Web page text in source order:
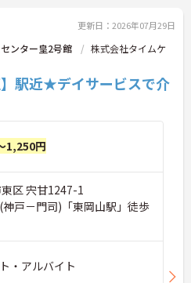
更新日：2026年07月29日
ンター皇2号館
株式会社タイムケ
】駅近★デイサービスで介
1,250円
区 宍甘1247-1
神戸－門司)「東岡山駅」徒歩
・アルバイト